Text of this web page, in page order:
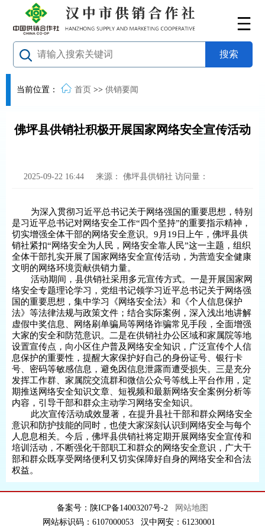
当前位置： 首页 >> 供销要闻
佛坪县供销社积极开展国家网络安全宣传活动
2025-09-22 16:44 来源： 佛坪县供销社 访问量：
为深入贯彻习近平总书记关于网络强国的重要思想，特别
是习近平总书记对网络安全工作“四个坚持”的重要指示精神，
切实增强全体干部的网络安全意识。9月19日上午，佛坪县供
销社紧扣“网络安全为人民，网络安全靠人民”这一主题，组织
全体干部扎实开展了国家网络安全宣传活动，为营造安全健康
文明的网络环境贡献供销力量。
活动期间，县供销社采用多元宣传方式。一是开展国家网
络安全专题理论学习，党组书记领学习近平总书记关于网络强
国的重要思想，集中学习《网络安全法》和《个人信息保护
法》等法律法规与政策文件；结合实际案例，深入浅出地讲解
虚假中奖信息、网络刷单骗局等网络诈骗常见手段，全面增强
大家的安全和防范意识。二是在供销社办公区域和家属院等地
设置宣传点，向小区住户普及网络安全知识，广泛宣传个人信
息保护的重要性，提醒大家保护好自己的身份证号、银行卡
号、密码等敏感信息，避免因信息泄露而遭受损失。三是充分
发挥工作群、家属院交流群和微信公众号等线上平台作用，定
期推送网络安全知识文章、短视频和最新网络安全案例分析等
内容，引导干部和群众主动学习网络安全知识。
此次宣传活动成效显著，在提升县社干部和群众网络安全
意识和防护技能的同时，也使大家深刻认识到网络安全与每个
人息息相关。今后，佛坪县供销社将定期开展网络安全宣传和
培训活动，不断强化干部职工和群众的网络安全意识，广大干
部和群众既享受网络便利又切实保障好自身的网络安全和合法
权益。
备案号：陕ICP备14003207号-2
网站地图
网站标识码：6107000053 汉中网安：61230001